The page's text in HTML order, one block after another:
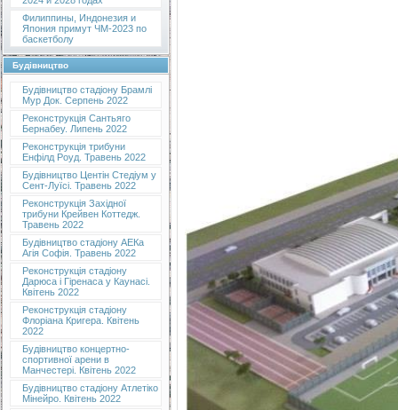
Филиппины, Индонезия и
Япония примут ЧМ-2023 по
баскетболу
Будівництво
Будівництво стадіону Брамлі
Мур Док. Серпень 2022
Реконструкція Сантьяго
Бернабеу. Липень 2022
Реконструкція трибуни
Енфілд Роуд. Травень 2022
Будівництво Центін Стедіум у
Сент-Луїсі. Травень 2022
Реконструкція Західної
трибуни Крейвен Коттедж.
Травень 2022
Будівництво стадіону АЕКа
Агія Софія. Травень 2022
Реконструкція стадіону
Дарюса і Гіренаса у Каунасі.
Квітень 2022
Реконструкція стадіону
Флоріана Кригера. Квітень
2022
Будівництво концертно-
спортивної арени в
Манчестері. Квітень 2022
Будівництво стадіону Атлетіко
Мінейро. Квітень 2022